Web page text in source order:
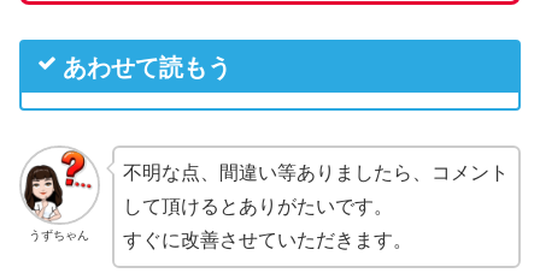
あわせて読もう
うずちゃん
不明な点、間違い等ありましたら、コメント
して頂けるとありがたいです。
すぐに改善させていただきます。